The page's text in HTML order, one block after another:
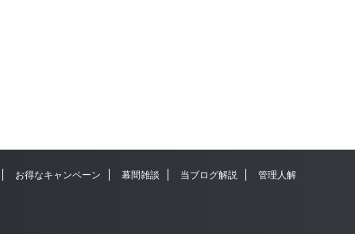
お得なキャンペーン 幕間雑談 当ブログ解説
管理人解